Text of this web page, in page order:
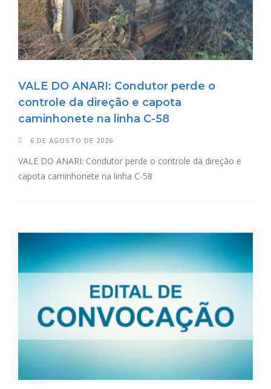
VALE DO ANARI: Condutor perde o
controle da direção e capota
caminhonete na linha C-58
6 DE AGOSTO DE 2026
VALE DO ANARI: Condutor perde o controle da direção e
capota caminhonete na linha C-58